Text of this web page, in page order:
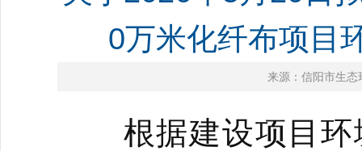
0万米化纤布项目
来源：信阳市生
根据建设项目环